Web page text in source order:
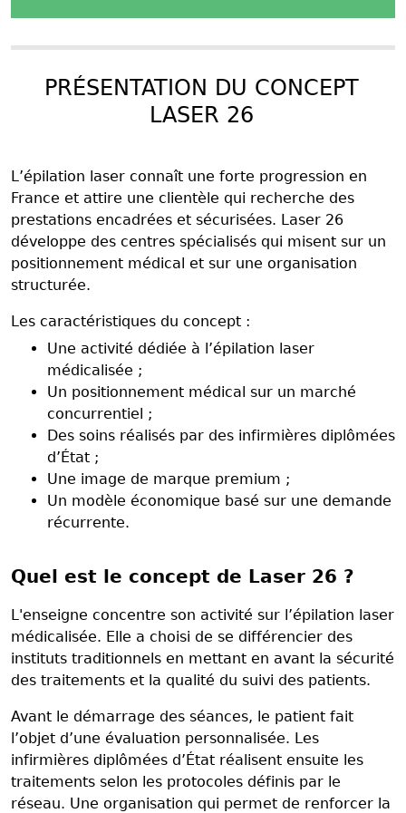
PRÉSENTATION DU CONCEPT
LASER 26
L’épilation laser connaît une forte progression en
France et attire une clientèle qui recherche des
prestations encadrées et sécurisées. Laser 26
développe des centres spécialisés qui misent sur un
positionnement médical et sur une organisation
structurée.
Les caractéristiques du concept :
Une activité dédiée à l’épilation laser
médicalisée ;
Un positionnement médical sur un marché
concurrentiel ;
Des soins réalisés par des infirmières diplômées
d’État ;
Une image de marque premium ;
Un modèle économique basé sur une demande
récurrente.
Quel est le concept de Laser 26 ?
L'enseigne concentre son activité sur l’épilation laser
médicalisée. Elle a choisi de se différencier des
instituts traditionnels en mettant en avant la sécurité
des traitements et la qualité du suivi des patients.
Avant le démarrage des séances, le patient fait
l’objet d’une évaluation personnalisée. Les
infirmières diplômées d’État réalisent ensuite les
traitements selon les protocoles définis par le
réseau. Une organisation qui permet de renforcer la